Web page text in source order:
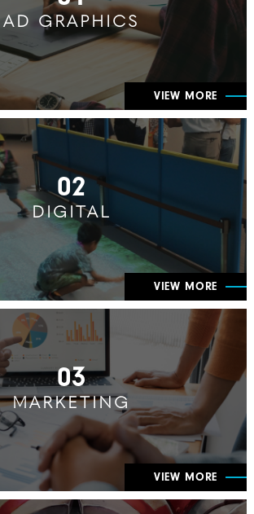
AD GRAPHICS
VIEW MORE
02
DIGITAL
VIEW MORE
03
MARKETING
VIEW MORE